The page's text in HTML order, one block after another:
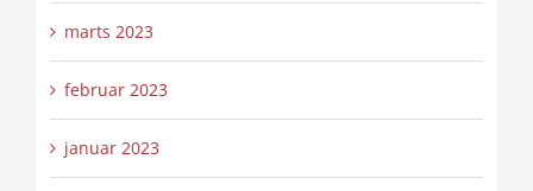
marts 2023
februar 2023
januar 2023